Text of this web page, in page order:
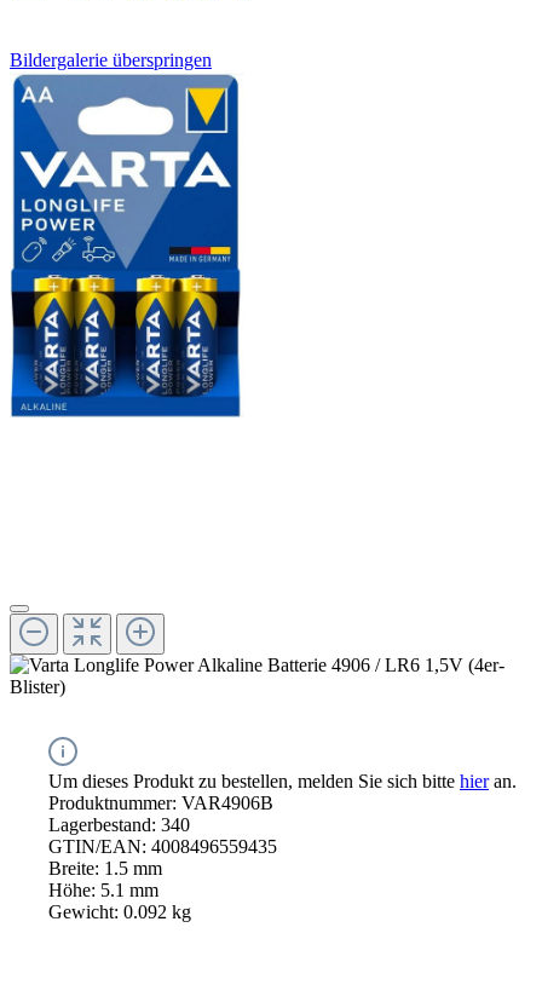
Bildergalerie überspringen
Um dieses Produkt zu bestellen, melden Sie sich bitte hieran.
Produktnummer: VAR4906B
Lagerbestand: 340
GTIN/EAN: 4008496559435
Breite: 1.5 mm
Höhe: 5.1 mm
Gewicht: 0.092 kg